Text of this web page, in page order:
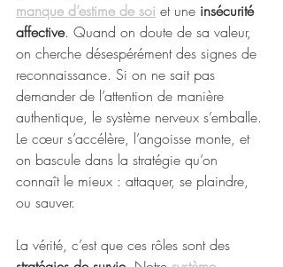
manque d’estime de soi et une insécurité
affective. Quand on doute de sa valeur,
on cherche désespérément des signes de
reconnaissance. Si on ne sait pas
demander de l’attention de manière
authentique, le système nerveux s’emballe.
Le cœur s’accélère, l’angoisse monte, et
on bascule dans la stratégie qu’on
connaît le mieux : attaquer, se plaindre,
ou sauver.
La vérité, c’est que ces rôles sont des